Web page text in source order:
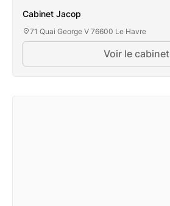
Cabinet Jacop
71 Quai George V 76600 Le Havre
Voir le cabinet